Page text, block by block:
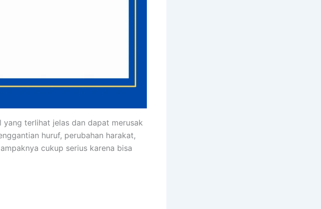
yang terlihat jelas dan dapat merusak
huruf, perubahan harakat,
cukup serius karena bisa